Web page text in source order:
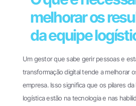
melhorar os
da equipe
Um gestor que sabe gerir pessoas e
transformação digital tende a melhorar
empresa. Isso significa que os pilares
logística estão na tecnologia e nas